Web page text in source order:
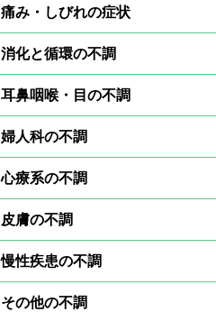
痛み・しびれの症状
消化と循環の不調
耳鼻咽喉・目の不調
婦人科の不調
心療系の不調
皮膚の不調
慢性疾患の不調
その他の不調